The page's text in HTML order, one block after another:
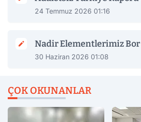
24 Temmuz 2026 01:16
Nadir Elementlerimiz Bor
30 Haziran 2026 01:08
ÇOK OKUNANLAR